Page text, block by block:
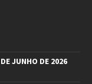
JUNHO DE 2026